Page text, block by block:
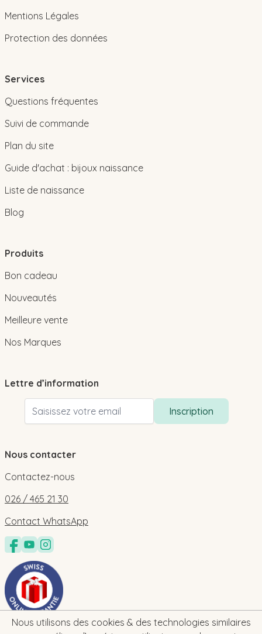
Nous utilisons des cookies & des technologies similaires
Mentions Légales
Protection des données
Services
Questions fréquentes
Suivi de commande
Plan du site
Guide d'achat : bijoux naissance
Liste de naissance
Blog
Produits
Bon cadeau
Nouveautés
Meilleure vente
Nos Marques
Lettre d’information
Adresse email
Inscription
Nous contacter
Contactez-nous
026 / 465 21 30
Contact WhatsApp